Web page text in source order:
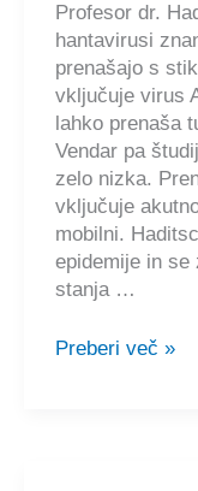
Profesor dr.
hantavirusi
prenašajo s
vključuje virus
lahko prenaša
Vendar pa
zelo nizka.
vključuje
mobilni.
epidemije in se
stanja …
Mikrobiolog
Preberi več »